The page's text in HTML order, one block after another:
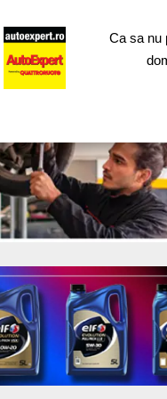
Test drive
Ca sa nu